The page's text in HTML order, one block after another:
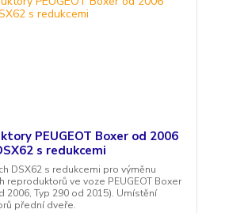
PEUGEOT Boxer od 2006
s redukcemi
DSX62 s redukcemi pro výměnu
reproduktorů ve voze PEUGEOT Boxer
2006, Typ 290 od 2015). Umístění
přední dveře.